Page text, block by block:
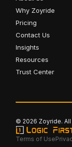
Why Zoyride
Pricing
Contact Us
Insights
Resources
Trust Center
© 2026 Zoyride.
Terms of Use